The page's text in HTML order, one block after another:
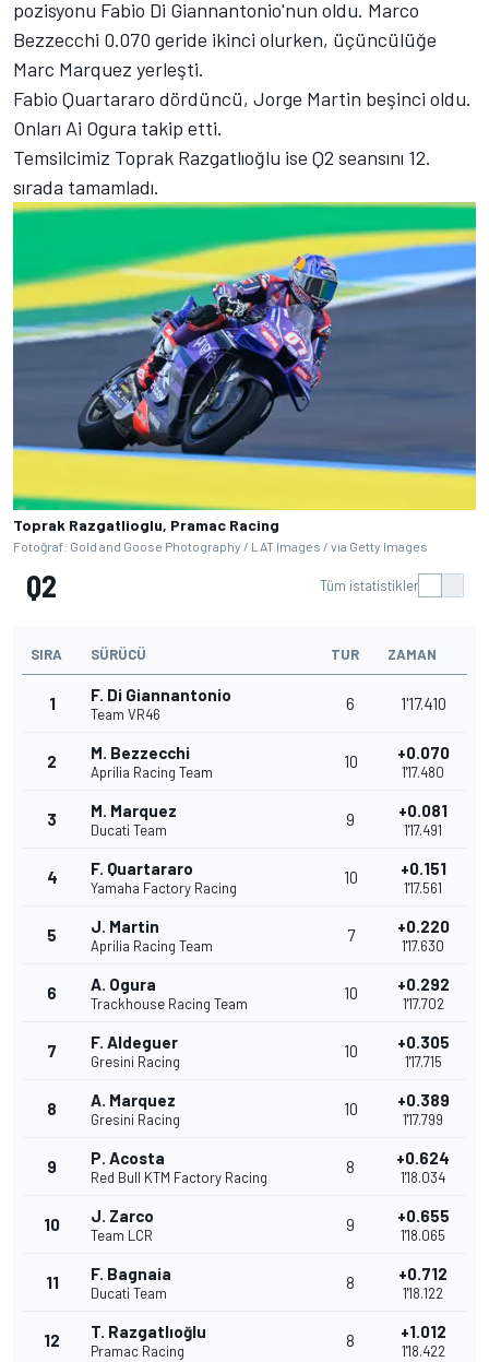
pozisyonu Fabio Di Giannantonio'nun oldu. Marco
Bezzecchi 0.070 geride ikinci olurken, üçüncülüğe
Marc Marquez yerleşti.
Fabio Quartararo dördüncü, Jorge Martin beşinci oldu.
Onları Ai Ogura takip etti.
Temsilcimiz Toprak Razgatlıoğlu ise Q2 seansını 12.
sırada tamamladı.
Toprak Razgatlioglu, Pramac Racing
Fotoğraf: Gold and Goose Photography / LAT Images / via Getty Images
Q2 Tüm istatistikler
SIRA SÜRÜCÜ TUR ZAMAN
1 F. Di Giannantonio
Team VR46
6 1'17.410
2 M. Bezzecchi
Aprilia Racing Team
10 +0.070
1'17.480
3 M. Marquez
Ducati Team
9 +0.081
1'17.491
4 F. Quartararo
Yamaha Factory Racing
10 +0.151
1'17.561
5 J. Martin
Aprilia Racing Team
7 +0.220
1'17.630
6 A. Ogura
Trackhouse Racing Team
10 +0.292
1'17.702
7 F. Aldeguer
Gresini Racing
10 +0.305
1'17.715
8 A. Marquez
Gresini Racing
10 +0.389
1'17.799
9 P. Acosta
Red Bull KTM Factory Racing
8 +0.624
1'18.034
10 J. Zarco
Team LCR
9 +0.655
1'18.065
11 F. Bagnaia
Ducati Team
8 +0.712
1'18.122
12 T. Razgatlıoğlu
Pramac Racing
8 +1.012
1'18.422